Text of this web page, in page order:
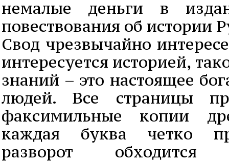
немалые деньги в
повествования об истории
Свод чрезвычайно
интересуется историей,
знаний – это настоящее
людей. Все страницы
факсимильные копии
каждая буква четко
разворот